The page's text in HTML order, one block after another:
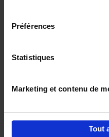
Préférences
Statistiques
Marketing et contenu de
Tout